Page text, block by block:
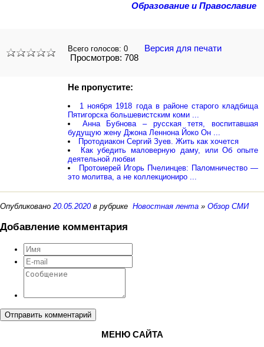
Образование и Православие
Всего голосов: 0
Версия для печати
Просмотров: 708
Не пропустите:
1 ноября 1918 года в районе старого кладбища
Пятигорска большевистским коми ...
Анна Бубнова – русская тетя, воспитавшая
будущую жену Джона Леннона Йоко Он ...
Протодиакон Сергий Зуев. Жить как хочется
Как убедить маловерную даму, или Об опыте
деятельной любви
Протоиерей Игорь Пчелинцев: Паломничество —
это молитва, а не коллекциониро ...
Опубликовано 20.05.2020в рубрике Новостная лента » Обзор СМИ
Добавление комментария
Отправить комментарий
МЕНЮ САЙТА